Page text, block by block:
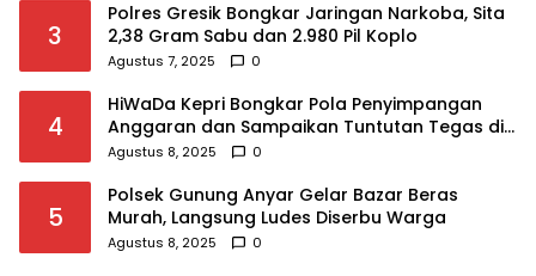
3
Polres Gresik Bongkar Jaringan Narkoba, Sita
2,38 Gram Sabu dan 2.980 Pil Koplo
Agustus 7, 2025 0
4
HiWaDa Kepri Bongkar Pola Penyimpangan
Anggaran dan Sampaikan Tuntutan Tegas di
Kejaksaan Tanjungpinang
Agustus 8, 2025 0
5
Polsek Gunung Anyar Gelar Bazar Beras
Murah, Langsung Ludes Diserbu Warga
Agustus 8, 2025 0